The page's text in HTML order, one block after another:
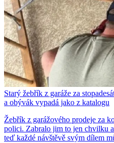
Starý žebřík z garáže za
a obývák vypadá jako z katalogu
Žebřík z garážového prodeje za
polici. Zabralo jim to jen chvilku
teď každé návštěvě svým dílem